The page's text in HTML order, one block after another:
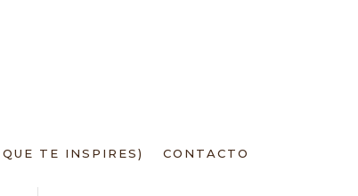
TE INSPIRES) CONTACTO